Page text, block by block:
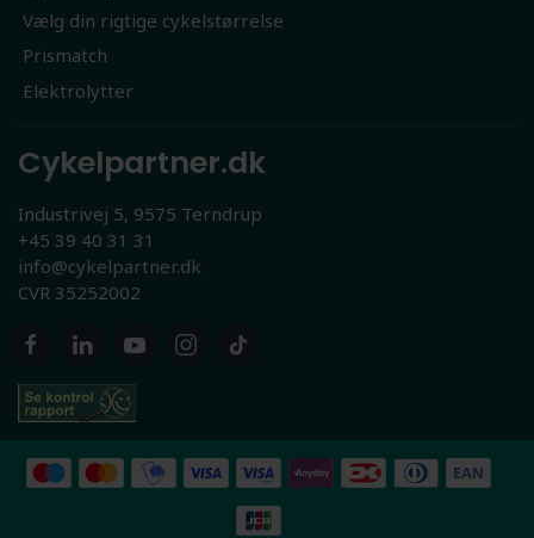
Vælg din rigtige cykelstørrelse
Prismatch
Elektrolytter
Cykelpartner.dk
Industrivej 5, 9575 Terndrup
+45 39 40 31 31
info@cykelpartner.dk
CVR 35252002